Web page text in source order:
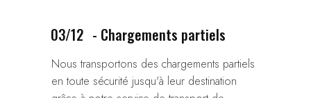
- Chargements partiels
03/12
Nous transportons des chargements partiels
en toute sécurité jusqu'à leur destination